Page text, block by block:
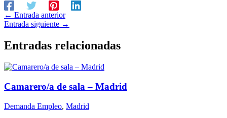
← Entrada anterior
Entrada siguiente →
Entradas relacionadas
Camarero/a de sala – Madrid
Demanda Empleo, Madrid